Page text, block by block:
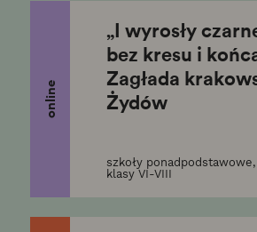
online
„I wyrosły
bez kresu i
Zagłada
Żydów
szkoły ponadpodstawowe,
klasy VI-VIII